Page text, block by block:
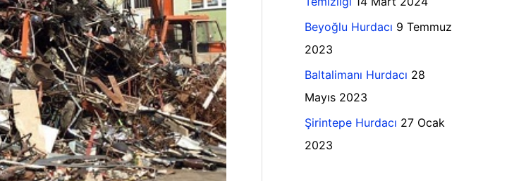
r
Beyoğlu Hurdacı 9 Temmuz
2023
Baltalimanı Hurdacı 28
Mayıs 2023
Şirintepe Hurdacı 27 Ocak
2023
e
r